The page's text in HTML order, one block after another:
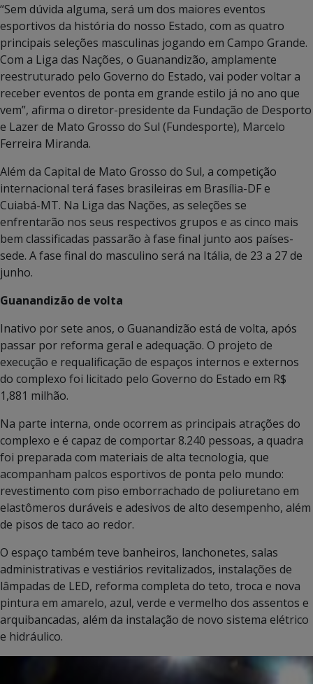
“Sem dúvida alguma, será um dos maiores eventos
esportivos da história do nosso Estado, com as quatro
principais seleções masculinas jogando em Campo Grande.
Com a Liga das Nações, o Guanandizão, amplamente
reestruturado pelo Governo do Estado, vai poder voltar a
receber eventos de ponta em grande estilo já no ano que
vem”, afirma o diretor-presidente da Fundação de Desporto
e Lazer de Mato Grosso do Sul (Fundesporte), Marcelo
Ferreira Miranda.
Além da Capital de Mato Grosso do Sul, a competição
internacional terá fases brasileiras em Brasília-DF e
Cuiabá-MT. Na Liga das Nações, as seleções se
enfrentarão nos seus respectivos grupos e as cinco mais
bem classificadas passarão à fase final junto aos países-
sede. A fase final do masculino será na Itália, de 23 a 27 de
junho.
Guanandizão de volta
Inativo por sete anos, o Guanandizão está de volta, após
passar por reforma geral e adequação. O projeto de
execução e requalificação de espaços internos e externos
do complexo foi licitado pelo Governo do Estado em R$
1,881 milhão.
Na parte interna, onde ocorrem as principais atrações do
complexo e é capaz de comportar 8.240 pessoas, a quadra
foi preparada com materiais de alta tecnologia, que
acompanham palcos esportivos de ponta pelo mundo:
revestimento com piso emborrachado de poliuretano em
elastômeros duráveis e adesivos de alto desempenho, além
de pisos de taco ao redor.
O espaço também teve banheiros, lanchonetes, salas
administrativas e vestiários revitalizados, instalações de
lâmpadas de LED, reforma completa do teto, troca e nova
pintura em amarelo, azul, verde e vermelho dos assentos e
arquibancadas, além da instalação de novo sistema elétrico
e hidráulico.